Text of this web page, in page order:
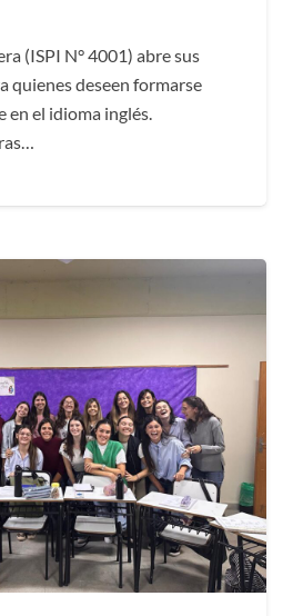
(ISPI N° 4001) abre sus
quienes deseen formarse
en el idioma inglés.